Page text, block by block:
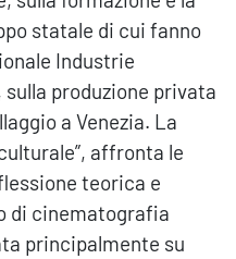
statale di cui fanno
Industrie
produzione privata
a Venezia. La
affronta le
teorica e
di cinematografia
principalmente su